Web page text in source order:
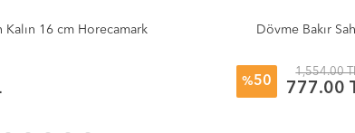
Kalın 16 cm Horecamark Dövme Bakır
%50
1,554.00
777.00